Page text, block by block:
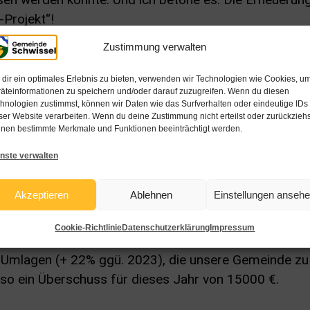
Zustimmung verwalten
dir ein optimales Erlebnis zu bieten, verwenden wir Technologien wie Cookies,
zu speichern und/oder darauf zuzugreifen. Wenn du diesen
zustimmst, können wir Daten wie das Surfverhalten oder eindeutige IDs
Website verarbeiten. Wenn du deine Zustimmung nicht erteilst oder
bestimmte Merkmale und Funktionen beeinträchtigt werden.
verwalten
Akzeptieren Ablehnen Einstellungen
Cookie-RichtlinieDatenschutzerklärung Impressum
der Wassergebühren geführt hat…
bewusst! – Die gesetzlichen Vorgaben sind da
finanziert werden. Die Gemeindehaushalte
Gebührenpreise erheben. Die Spielräume bei
Momentan zeichnet sich ab, dass wir die
ist die Situation unserer Gemeindefinanzen
Schwissel hat keinen Grund zum Jammern! –
nur so viel: Zwar steigen vor allem der
€ in 2023 auf vrsl. 540000 € in 2025).
(+ 22% ggü. 2023), die unsere Gemeinde
ein Überschuss für dieses Jahr von 15000 €.